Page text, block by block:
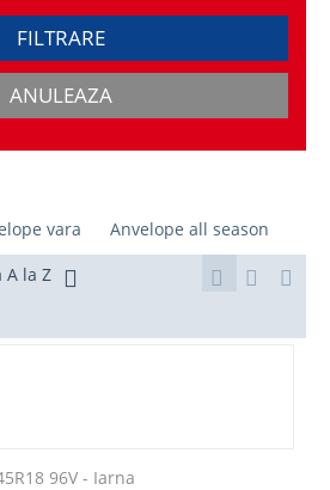
FILTRARE
ANULEAZA
vara
Anvelope all season
A la Z
96V - Iarna